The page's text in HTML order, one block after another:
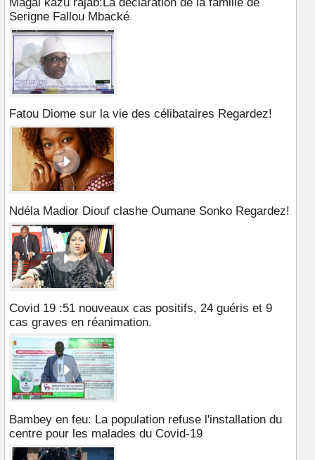
Serigne Fallou Mbacké
Fatou Diome sur la vie des célibataires Regardez!
Ndéla Madior Diouf clashe Oumane Sonko Regardez!
Covid 19 :51 nouveaux cas positifs, 24 guéris et 9
cas graves en réanimation.
Bambey en feu: La population refuse l'installation du
centre pour les malades du Covid-19